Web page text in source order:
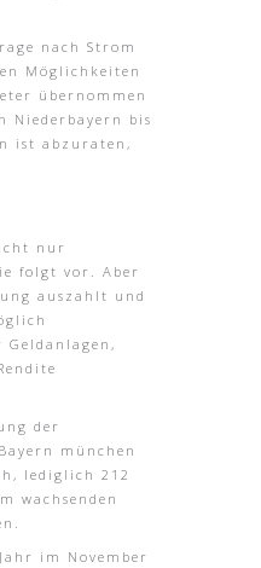
nach Strom
Möglichkeiten
übernommen
Niederbayern bis
ist abzuraten,
nur
folgt vor. Aber
auszahlt und
der
münchen
lediglich 212
wachsenden
im November